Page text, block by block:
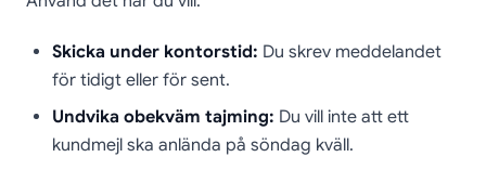
Skicka under kontorstid: Du skrev meddelandet
för tidigt eller för sent.
Undvika obekväm tajming: Du vill inte att ett
kundmejl ska anlända på söndag kväll.